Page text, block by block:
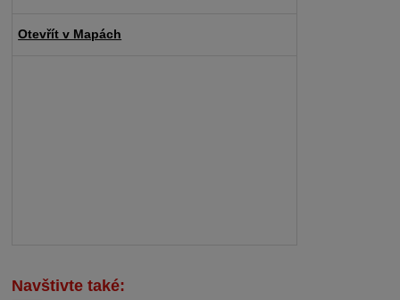
Otevřít v Mapách
Navštivte také: